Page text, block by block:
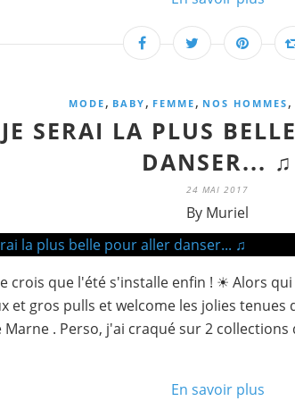
MODE, BABY, FEMME, NOS HOMMES,
SERAI LA PLUS
DANSER... ♫
24 MAI 2017
By Muriel
crois que l'été s'installe enfin ! ☀ Alors
et gros pulls et welcome les jolies
Marne . Perso, j'ai craqué sur 2
En savoir plus